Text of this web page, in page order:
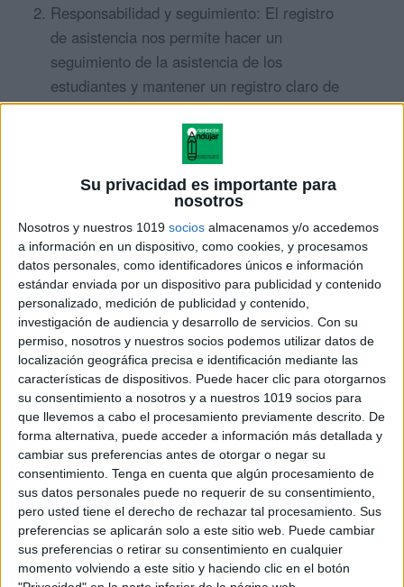
Su privacidad es importante para
nosotros
Nosotros y nuestros 1019 socios almacenamos y/o accedemos
a información en un dispositivo, como cookies, y procesamos
datos personales, como identificadores únicos e información
estándar enviada por un dispositivo para publicidad y contenido
personalizado, medición de publicidad y contenido,
investigación de audiencia y desarrollo de servicios. Con su
permiso, nosotros y nuestros socios podemos utilizar datos de
localización geográfica precisa e identificación mediante las
características de dispositivos. Puede hacer clic para otorgarnos
su consentimiento a nosotros y a nuestros 1019 socios para
que llevemos a cabo el procesamiento previamente descrito. De
forma alternativa, puede acceder a información más detallada y
cambiar sus preferencias antes de otorgar o negar su
consentimiento. Tenga en cuenta que algún procesamiento de
sus datos personales puede no requerir de su consentimiento,
pero usted tiene el derecho de rechazar tal procesamiento. Sus
preferencias se aplicarán solo a este sitio web. Puede cambiar
sus preferencias o retirar su consentimiento en cualquier
momento volviendo a este sitio y haciendo clic en el botón
Responsabilidad y seguimiento: El registro
de asistencia nos permite hacer un
seguimiento de la asistencia de los
estudiantes y mantener un registro claro de
su participación en el proceso educativo.
Esto es fundamental para evaluar el
rendimiento académico, identificar patrones
de asistencia y abordar cualquier problema
de manera oportuna.
Identificación de patrones de ausencia: El
registro de asistencia nos ayuda a identificar
patrones de ausencia recurrentes, ya sea por
motivos de salud, dificultades personales u
otros factores. Esto nos permite intervenir y
brindar el apoyo necesario a los estudiantes
que enfrentan barreras para asistir
regularmente a clases.
Comunicación con los padres: El registro de
asistencia nos proporciona información
precisa para comunicarnos con los padres y
tutores de los estudiantes. Podemos
compartir regularmente informes de